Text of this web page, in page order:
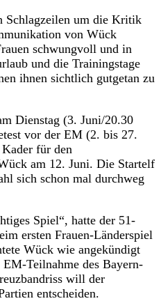
Schlagzeilen um die Kritik
von Wück
schwungvoll und in
und die Trainingstage
ihnen sichtlich gutgetan zu
Dienstag (3. Juni/20.30
vor der EM (2. bis 27.
für den
am 12. Juni. Die Startelf
sich schon mal durchweg
Spiel“, hatte der 51-
ersten Frauen-Länderspiel
Wück wie angekündigt
Teilnahme des Bayern-
will der
entscheiden.